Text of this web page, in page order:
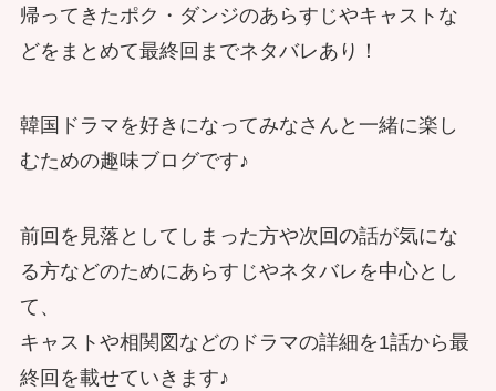
帰ってきたポク・ダンジのあらすじやキャストな
どをまとめて最終回までネタバレあり！
韓国ドラマを好きになってみなさんと一緒に楽し
むための趣味ブログです♪
前回を見落としてしまった方や次回の話が気にな
る方などのためにあらすじやネタバレを中心とし
て、
キャストや相関図などのドラマの詳細を1話から最
終回を載せていきます♪